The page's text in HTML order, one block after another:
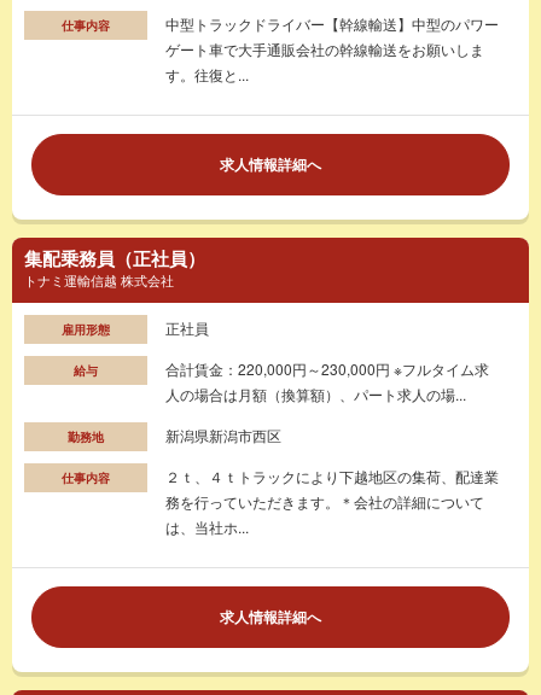
仕事内容
中型トラックドライバー【幹線輸送】中型のパワー
ゲート車で大手通販会社の幹線輸送をお願いしま
す。往復と...
求人情報詳細へ
集配乗務員（正社員）
トナミ運輸信越 株式会社
雇用形態 正社員
給与
合計賃金：220,000円～230,000円 ※フルタイム求
人の場合は月額（換算額）、パート求人の場...
勤務地 新潟県新潟市西区
仕事内容
２ｔ、４ｔトラックにより下越地区の集荷、配達業
務を行っていただきます。＊会社の詳細について
は、当社ホ...
求人情報詳細へ